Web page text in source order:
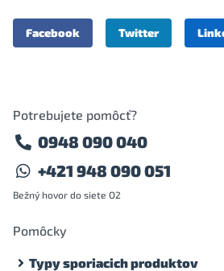
Facebook Twitter
Potrebujete pomôcť?
0948 090 040
+421 948 090 051
Bežný hovor do siete O2
Pomôcky
Typy sporiacich produktov